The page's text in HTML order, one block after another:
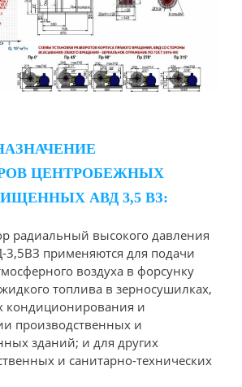
ЦЕНТРОБЕЖНЫХ
АВД 3,5 ВЗ:
радиальный высокого давления
3,5ВЗ применяются для подачи
воздуха в форсунку
топлива в зерносушилках,
кондиционирования и
производственных и
зданий; и для других
и санитарно-технических